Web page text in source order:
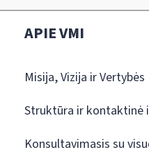
APIE VMI
Misija, Vizija ir Vertybės
Struktūra ir kontaktinė
Konsultavimasis su